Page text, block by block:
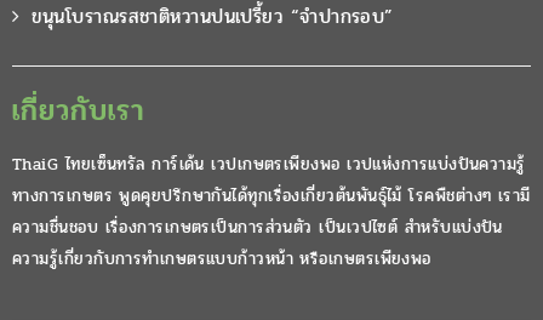
ขนุนโบราณรสชาติหวานปนเปรี้ยว “จำปากรอบ”
เกี่ยวกับเรา
ThaiG ไทยเซ็นทรัล การ์เด้น เวปเกษตรเพียงพอ เวปแห่งการแบ่งปันความรู้
ทางการเกษตร พูดคุยปรึกษากันได้ทุกเรื่องเกี่ยวต้นพันธุ์ไม้ โรคพืชต่างๆ เรามี
ความชื่นชอบ เรื่องการเกษตรเป็นการส่วนตัว เป็นเวปไซต์ สำหรับแบ่งปัน
ความรู้เกี่ยวกับการทำเกษตรแบบก้าวหน้า หรือเกษตรเพียงพอ